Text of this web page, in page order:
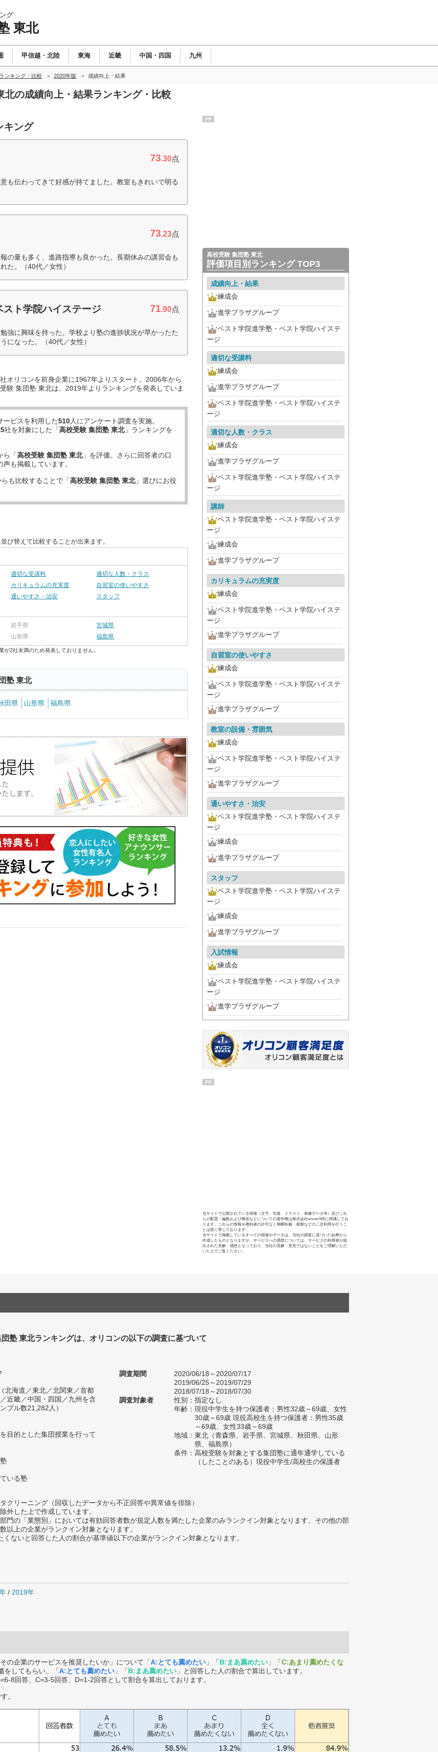
グ
東北
甲信越・北陸 東海 近畿 中国・四国 九州
ンキング・比較 2020年版 成績向上・結果
の成績向上・結果ランキング・比較
キング
73.30点
も伝わってきて好感が持てました。教室もきれいで明る
73.23点
の量も多く、進路指導も良かった。長期休みの講習会も
た。（40代／女性）
ト学院ハイステージ 71.90点
強に興味を持った。学校より塾の進捗状況が早かったた
になった。（40代／女性）
オリコンを前身企業に1967年よりスタート。2006年から
験 集団塾 東北は、2019年よりランキングを発表していま
ービスを利用した510人にアンケート調査を実施。
社を対象にした「高校受験 集団塾 東北」ランキングを
ら「高校受験 集団塾 東北」を評価。さらに回答者の口
も掲載しています。
も比較することで「高校受験 集団塾 東北」選びにお役
び替えて比較することが出来ます。
適切な受講料
適切な人数・クラス
カリキュラムの充実度
自習室の使いやすさ
通いやすさ・治安
スタッフ
岩手県
宮城県
山形県
福島県
2社未満のため発表しておりません。
塾 東北
田県 山形県 福島県
PR
高校受験 集団塾 東北
評価項目別ランキング TOP3
成績向上・結果
練成会
進学プラザグループ
ベスト学院進学塾・ベスト学院ハイステ
ージ
適切な受講料
練成会
進学プラザグループ
ベスト学院進学塾・ベスト学院ハイステ
ージ
適切な人数・クラス
練成会
進学プラザグループ
ベスト学院進学塾・ベスト学院ハイステ
ージ
講師
ベスト学院進学塾・ベスト学院ハイステ
ージ
練成会
進学プラザグループ
カリキュラムの充実度
練成会
ベスト学院進学塾・ベスト学院ハイステ
ージ
進学プラザグループ
自習室の使いやすさ
練成会
ベスト学院進学塾・ベスト学院ハイステ
ージ
進学プラザグループ
教室の設備・雰囲気
練成会
ベスト学院進学塾・ベスト学院ハイステ
ージ
進学プラザグループ
通いやすさ・治安
ベスト学院進学塾・ベスト学院ハイステ
ージ
練成会
進学プラザグループ
スタッフ
ベスト学院進学塾・ベスト学院ハイステ
ージ
練成会
進学プラザグループ
入試情報
練成会
ベスト学院進学塾・ベスト学院ハイステ
ージ
進学プラザグループ
PR
当サイトで公開されている情報（文字、写真、イラスト、画像データ等）及びこれ
らの配置・編集および構造などについての著作権は株式会社oricon MEに帰属してお
ります。これらの情報を権利者の許可なく無断転載・複製などの二次利用を行うこ
とは固く禁じております。
当サイトで掲載しているすべての情報やデータは、当社の調査に基づいた結果から
作成したものとなりますが、サービスへの感想については、サービスの利用者が提
出された見解・感想となっており、当社の見解・意見ではないことをご理解いただ
いた上でご覧ください。
塾 東北ランキングは、オリコンの以下の調査に基づいて
北海道／東北／北関東／首都
近畿／中国・四国／九州を含
プル数21,282人）
目的とした集団授業を行って
いる塾
調査期間
2020/06/18～2020/07/17
2019/06/25～2019/07/29
2018/07/18～2018/07/30
調査対象者
性別：指定なし
年齢：現役中学生を持つ保護者：男性32歳～69歳、女性
30歳～69歳 現役高校生を持つ保護者：男性35歳
～69歳、女性33歳～69歳
地域：東北（青森県、岩手県、宮城県、秋田県、山形
県、福島県）
条件：高校受験を対象とする集団塾に通年通学している
（したことのある）現役中学生/高校生の保護者
リーニング（回収したデータから不正回答や異常値を排除）
した上で作成しています。
門の「業態別」においては有効回答者数が規定人数を満たした企業のみランクイン対象となります。その他の部
以上の企業がランクイン対象となります。
ないと回答した人の割合が基準値以下の企業がランクイン対象となります。
/ 2019年
の企業のサービスを推奨したいか」について「A:とても薦めたい 」「B:まあ薦めたい 」「C:あまり薦めたくな
をしてもらい、「A:とても薦めたい 」「B:まあ薦めたい 」と回答した人の割合で算出しています。
8回答、C=3-5回答、D=1-2回答として割合を算出しております。
。